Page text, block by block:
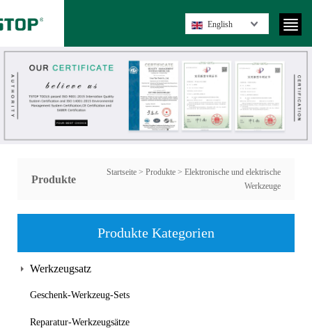
English
Produkte
Startseite > Produkte > Elektronische und elektrische
Werkzeuge
Produkte Kategorien
Werkzeugsatz
Geschenk-Werkzeug-Sets
Reparatur-Werkzeugsätze